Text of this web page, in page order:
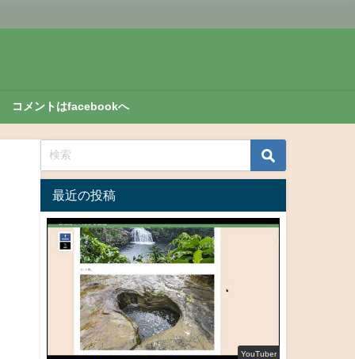
コメントはfacebookへ
最近の投稿
YouTuber